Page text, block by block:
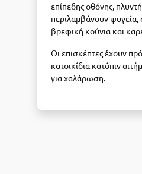
επίπεδης οθόνης,
περιλαμβάνουν ψυγεία,
βρεφική κούνια και
Οι επισκέπτες έχουν
κατοικίδια κατόπιν
για χαλάρωση.